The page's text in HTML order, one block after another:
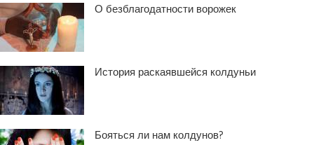
О безблагодатности ворожек
История раскаявшейся колдуньи
Бояться ли нам колдунов?